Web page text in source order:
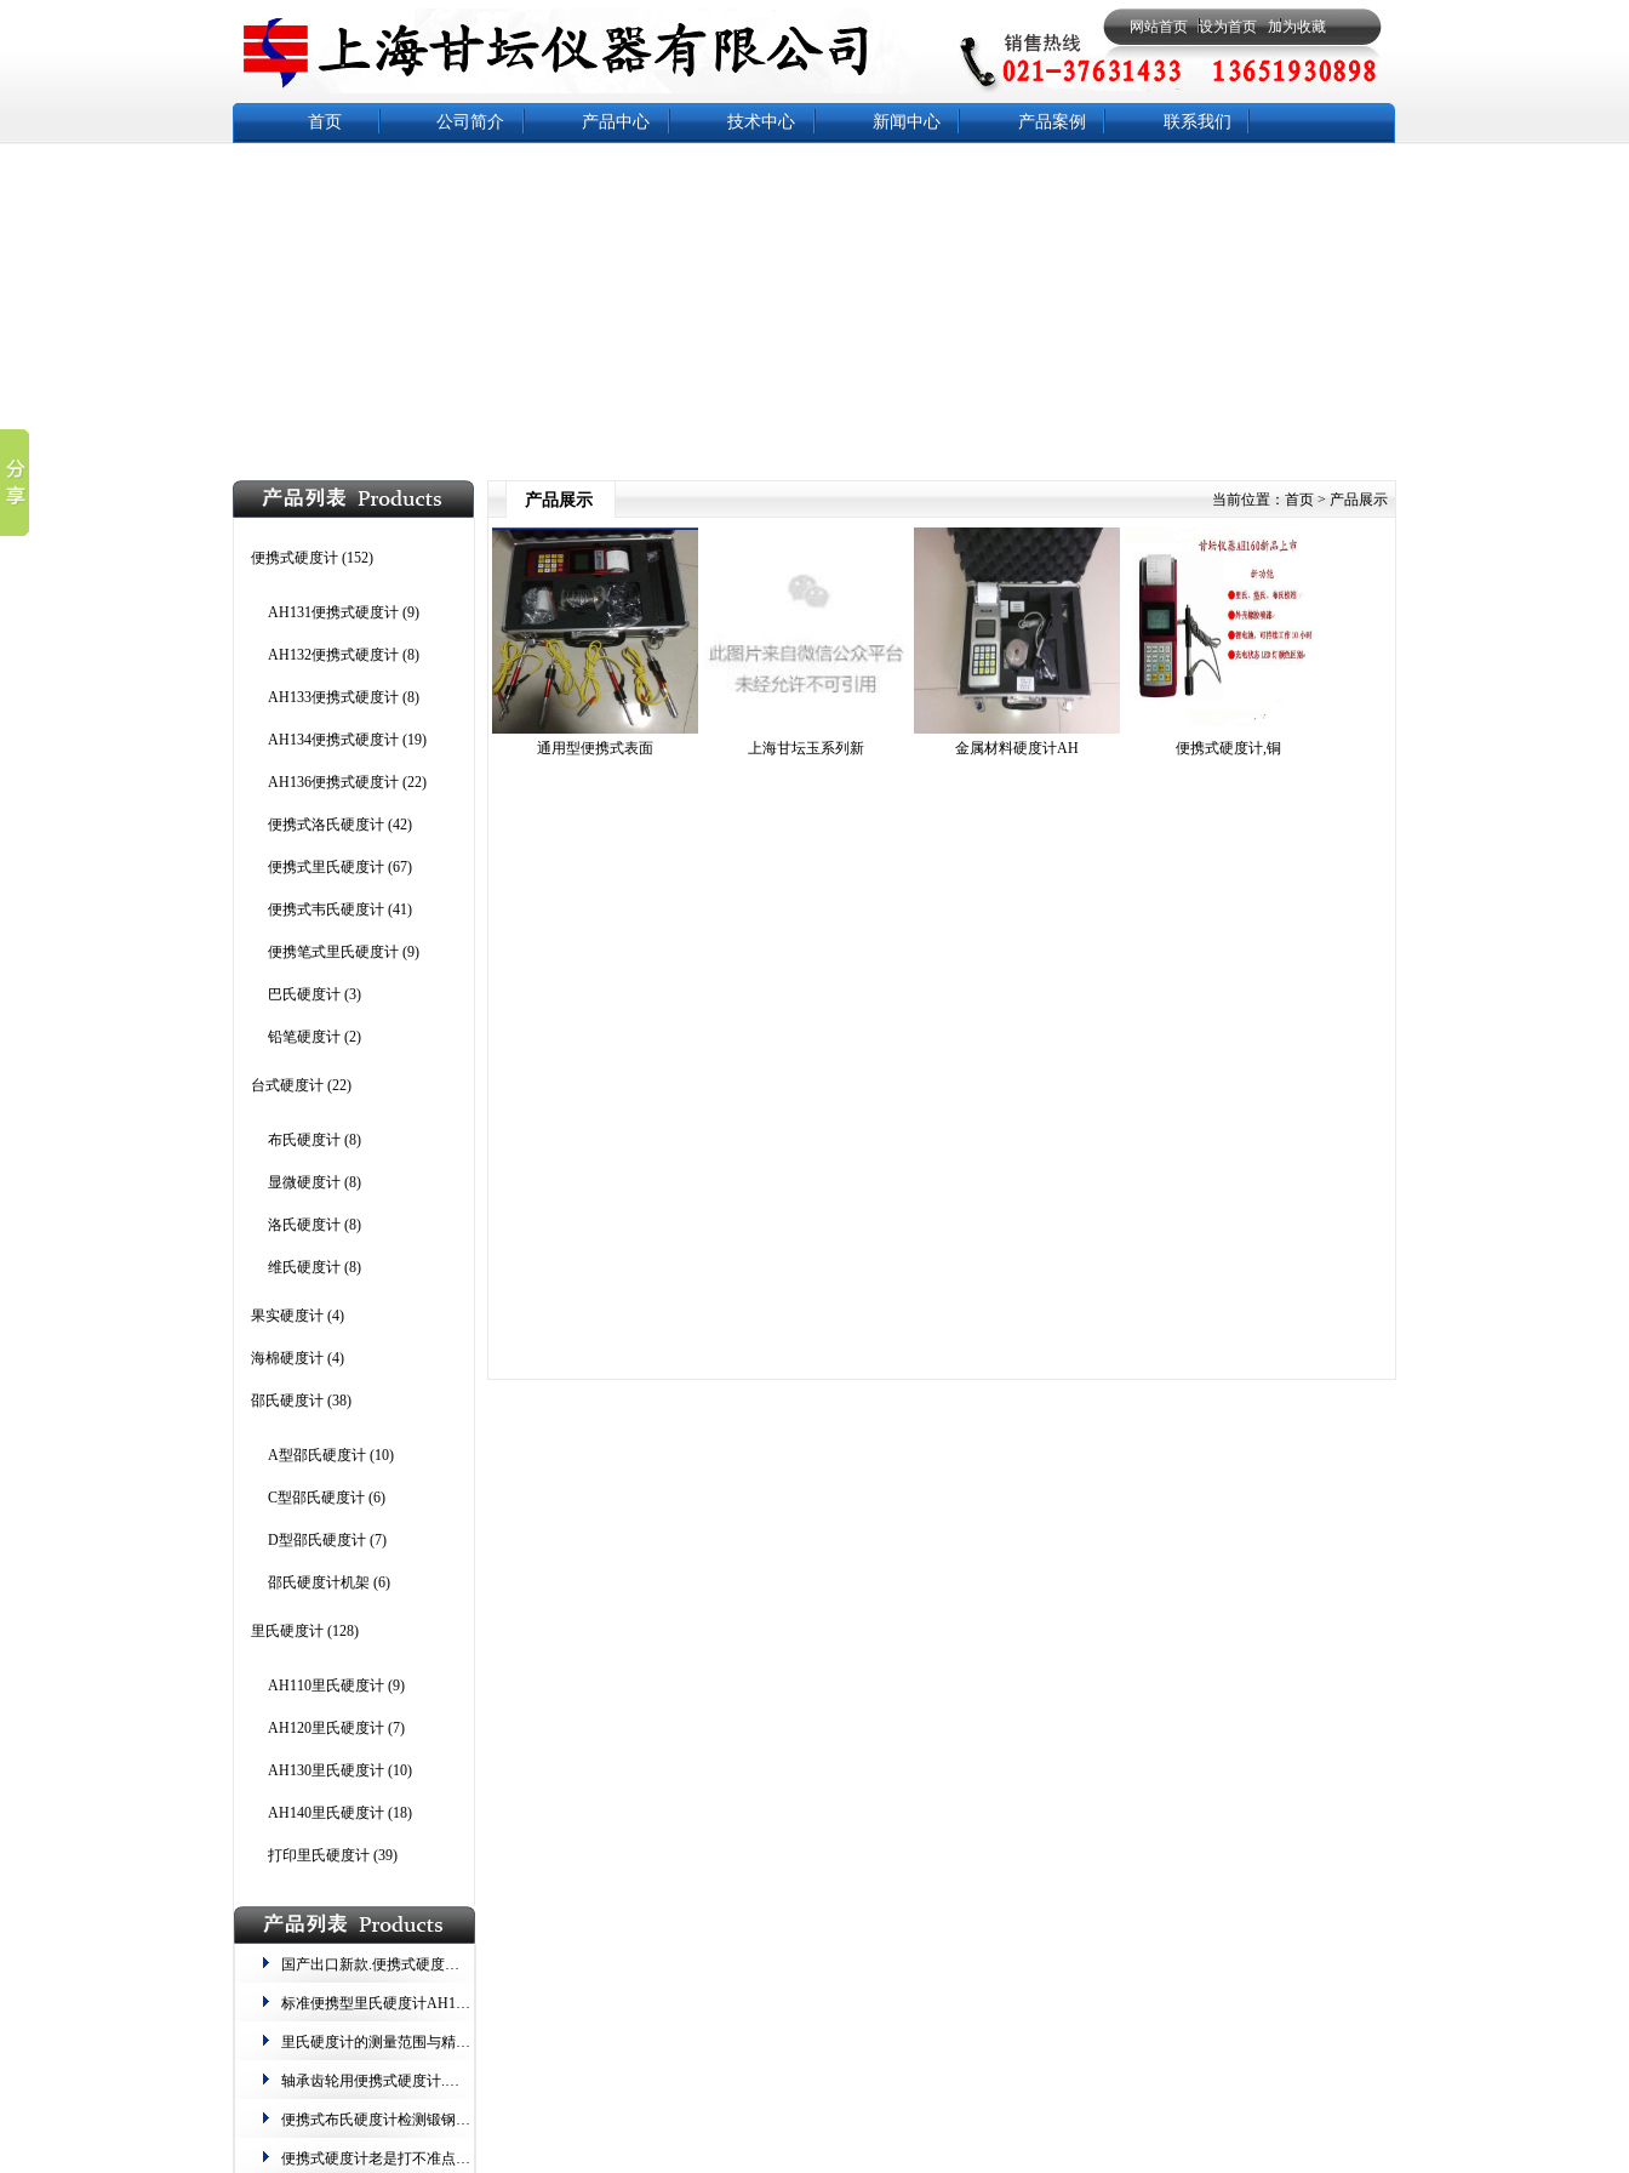
网站首页 设为首页 加为收藏
首页 公司简介 产品中心 技术中心 新闻中心 产品案例 联系我们
便携式硬度计 (152)
AH131便携式硬度计 (9)
AH132便携式硬度计 (8)
AH133便携式硬度计 (8)
AH134便携式硬度计 (19)
AH136便携式硬度计 (22)
便携式洛氏硬度计 (42)
便携式里氏硬度计 (67)
便携式韦氏硬度计 (41)
便携笔式里氏硬度计 (9)
巴氏硬度计 (3)
铅笔硬度计 (2)
台式硬度计 (22)
布氏硬度计 (8)
显微硬度计 (8)
洛氏硬度计 (8)
维氏硬度计 (8)
果实硬度计 (4)
海棉硬度计 (4)
邵氏硬度计 (38)
A型邵氏硬度计 (10)
C型邵氏硬度计 (6)
D型邵氏硬度计 (7)
邵氏硬度计机架 (6)
里氏硬度计 (128)
AH110里氏硬度计 (9)
AH120里氏硬度计 (7)
AH130里氏硬度计 (10)
AH140里氏硬度计 (18)
打印里氏硬度计 (39)
国产出口新款.便携式硬度计的操作流程_标准三步法
标准便携型里氏硬度计AH136 检测大重型、已安装的工件
里氏硬度计的测量范围与精度详解
轴承齿轮用便携式硬度计.自动转换 测量范围宽
便携式布氏硬度计检测锻钢误差有多大
便携式硬度计老是打不准点怎么办.彻底解决方案
当前位置： 首页 > 产品展示
产品展示
通用型便携式表面 上海甘坛玉系列新 金属材料硬度计AH 便携式硬度计,铜